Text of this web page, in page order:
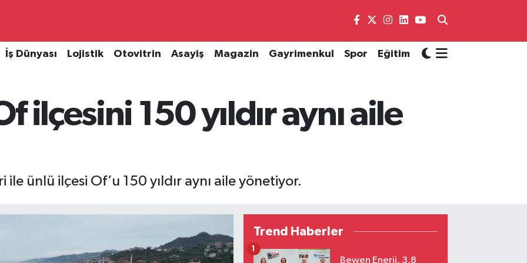
İş Dünyası Lojistik Otovitrin Asayiş Magazin Gayrimenkul Spor Eğitim
ilçesini 150 yıldır aynı aile
ile ünlü ilçesi Of’u 150 yıldır aynı aile yönetiyor.
Trend Haberler
Bewen Enerji, 3,8
1